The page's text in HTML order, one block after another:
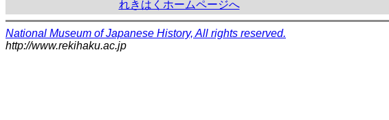
れきはくホームページへ
National Museum of Japanese History, All rights reserved.
http://www.rekihaku.ac.jp